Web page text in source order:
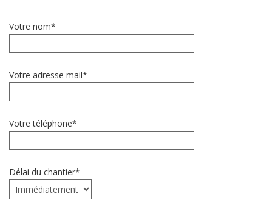
Votre nom*
Votre adresse mail*
Votre téléphone*
Délai du chantier*